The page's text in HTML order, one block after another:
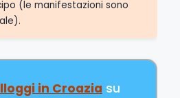
(le manifestazioni sono
in Croazia su